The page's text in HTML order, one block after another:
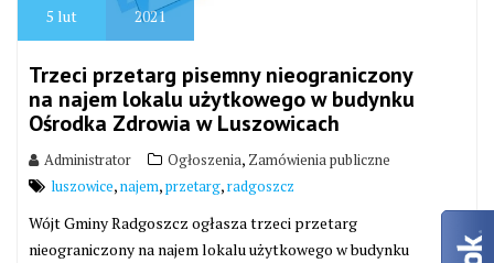
5 lut 2021
Trzeci przetarg pisemny nieograniczony
na najem lokalu użytkowego w budynku
Ośrodka Zdrowia w Luszowicach
Administrator Ogłoszenia, Zamówienia publiczne
luszowice,najem,przetarg,radgoszcz
Wójt Gminy Radgoszcz ogłasza trzeci przetarg
nieograniczony na najem lokalu użytkowego w budynku